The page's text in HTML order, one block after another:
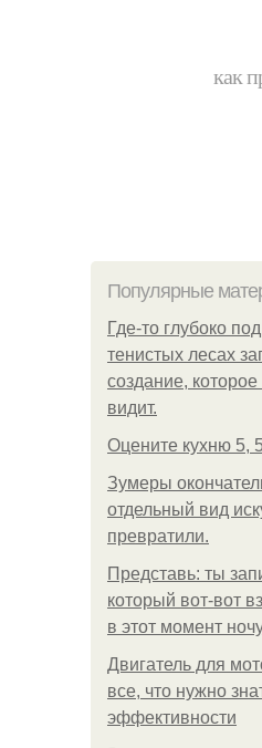
как
Популярные
Где-то глубоко
тенистых лесах
создание, которое
видит.
Оцените кухню 5,
Зумеры
отдельный вид
превратили.
Представь: ты
который вот-вот
в этот момент
Двигатель для
все, что нужно
эффективности